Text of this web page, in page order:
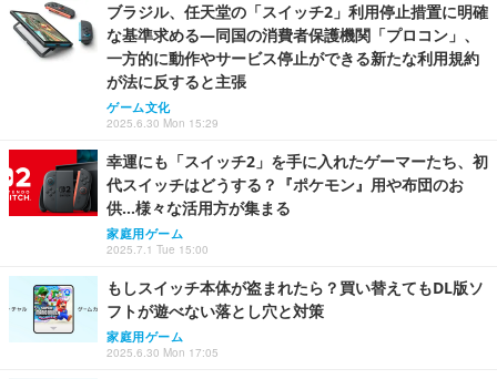
ブラジル、任天堂の「スイッチ2」利用停止措置に明確
な基準求める―同国の消費者保護機関「プロコン」、
一方的に動作やサービス停止ができる新たな利用規約
が法に反すると主張
ゲーム文化
2025.6.30 Mon 15:29
幸運にも「スイッチ2」を手に入れたゲーマーたち、初
代スイッチはどうする？『ポケモン』用や布団のお
供…様々な活用方が集まる
家庭用ゲーム
2025.7.1 Tue 15:00
もしスイッチ本体が盗まれたら？買い替えてもDL版ソ
フトが遊べない落とし穴と対策
家庭用ゲーム
2025.6.30 Mon 17:05